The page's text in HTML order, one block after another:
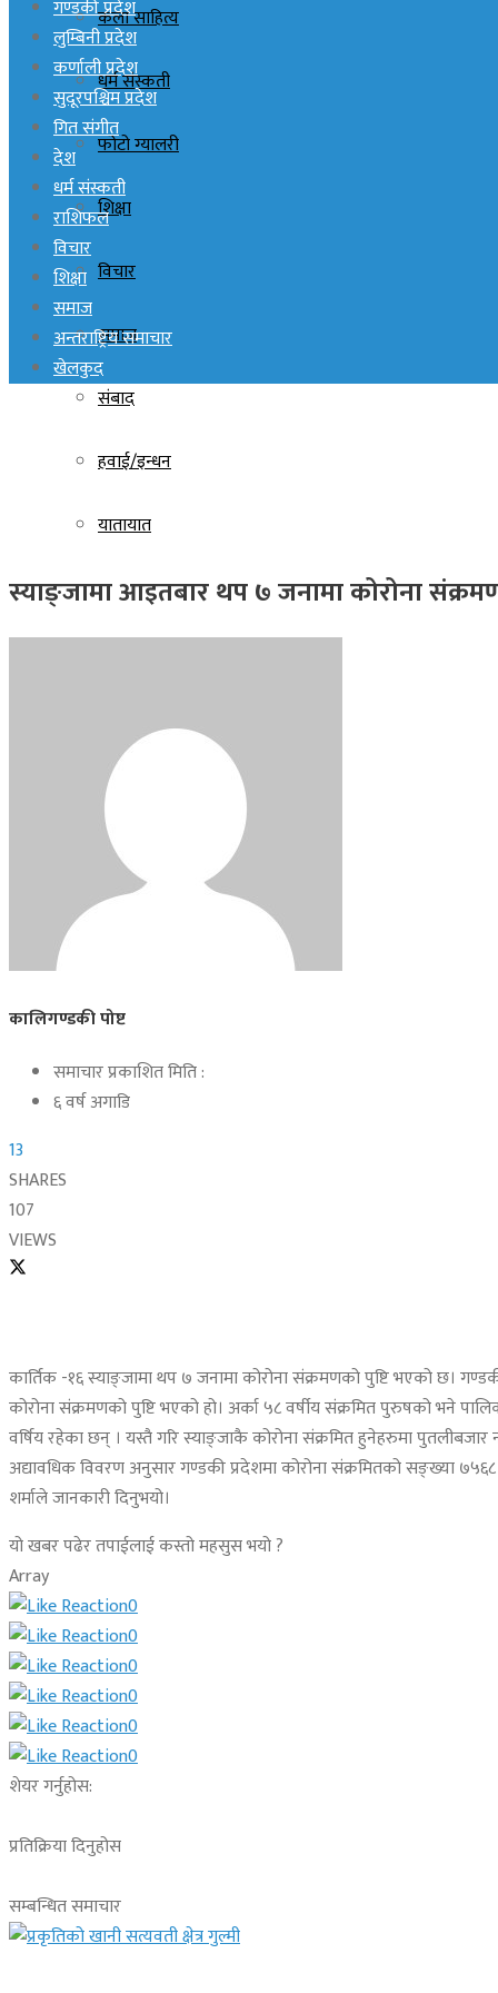
कला साहित्य
धर्म संस्कती
फोटो ग्यालरी
शिक्षा
विचार
समाज
संबाद
हवाई/इन्धन
यातायात
गण्डकी प्रदेश
लुम्बिनी प्रदेश
कर्णाली प्रदेश
सुदूरपश्चिम प्रदेश
गित संगीत
देश
धर्म संस्कती
राशिफल
विचार
शिक्षा
समाज
अन्तराष्ट्रिय समाचार
खेलकुद
स्याङ्जामा आइतबार थप ७ जनामा कोरोना
कालिगण्डकी पोष्ट
समाचार प्रकाशित मिति :
६ वर्ष अगाडि
13
SHARES
107
VIEWS
कार्तिक -१६ स्याङ्जामा थप ७ जनामा कोरोना संक्रमणको पुष्टि भएको छ।
कोरोना संक्रमणको पुष्टि भएको हो। अर्का ५८ वर्षीय संक्रमित पुरुषको भने
वर्षिय रहेका छन् । यस्तै गरि स्याङ्जाकै कोरोना संक्रमित हुनेहरुमा
अद्यावधिक विवरण अनुसार गण्डकी प्रदेशमा कोरोना संक्रमितको सङ्ख्या
शर्माले जानकारी दिनुभयो।
यो खबर पढेर तपाईलाई कस्तो महसुस भयो ?
Array
0
0
0
0
0
0
शेयर गर्नुहोस:
प्रतिक्रिया दिनुहोस
सम्बन्धित समाचार